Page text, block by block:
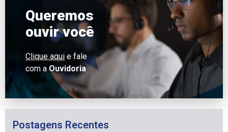
Queremos
ouvir você
Clique aqui e fale
com a Ouvidoria
Postagens Recentes